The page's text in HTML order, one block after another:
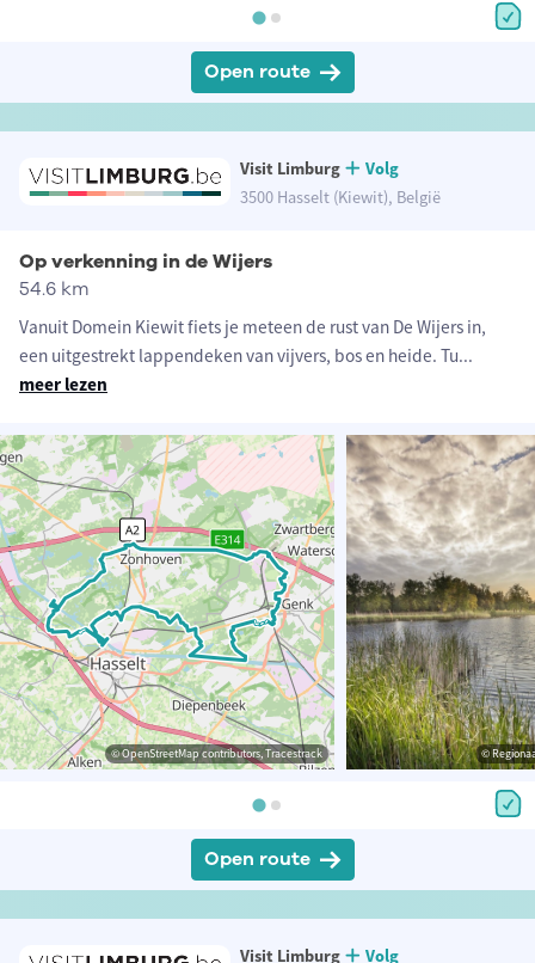
Open route
Visit Limburg
Volg
3500 Hasselt (Kiewit), België
Op verkenning in de Wijers
54.6 km
Vanuit Domein Kiewit fiets je meteen de rust van De Wijers in,
een uitgestrekt lappendeken van vijvers, bos en heide. Tu...
meer lezen
© OpenStreetMap contributors, Tracestrack ©
Open route
Visit Limburg
Volg